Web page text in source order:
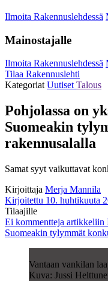
Ilmoita Rakennuslehdessä
Mainostajalle
Ilmoita Rakennuslehdessä
Tilaa Rakennuslehti
KategoriatUutisetTalous
Pohjolassa on
Suomeakin
rakennusalalla
Samat syyt vaikuttavat
Kirjoittaja Merja Mannila
Kirjoitettu 10. huhtikuuta
Tilaajille
Ei kommentteja artikkeliin
Suomeakin tylymmät
Vantaan vankilan
Kuva: Jussi